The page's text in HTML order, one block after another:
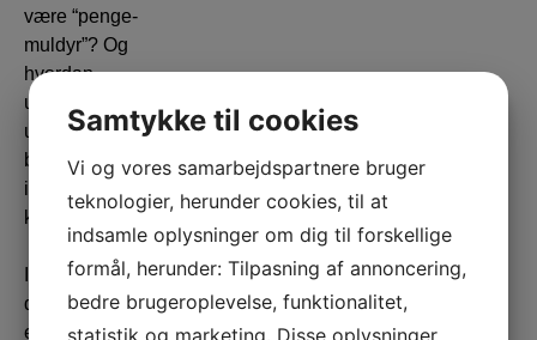
være “penge-
muldyr”? Og
hvordan
undgår man
ubevidst at
blive involveret
i økonomisk
kriminalitet?
I foredraget får
du konkrete
eksempler fra
Samtykke til cookies
Vi og vores samarbejdspartnere bruger
teknologier, herunder cookies, til at
indsamle oplysninger om dig til forskellige
formål, herunder: Tilpasning af annoncering,
bedre brugeroplevelse, funktionalitet,
statistik og marketing. Disse oplysninger